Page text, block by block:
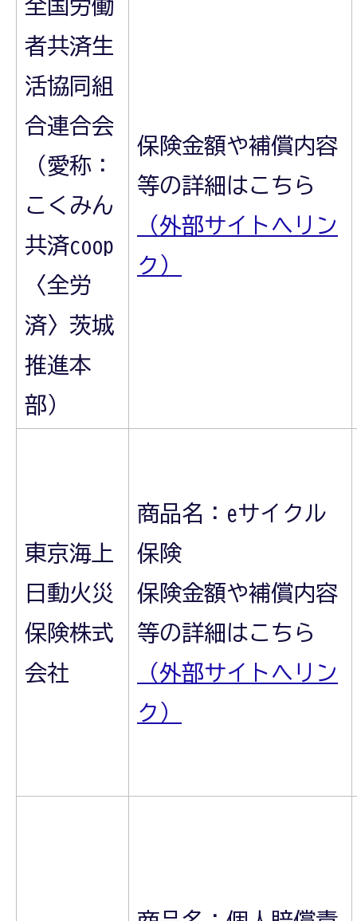
全国労働
者共済生
活協同組
合連合会
（愛称：
こくみん
共済coop
〈全労
済〉茨城
推進本
部）
保険金額や補償内容
等の詳細はこちら
（外部サイトへリン
ク）
東京海上
日動火災
保険株式
会社
商品名：eサイクル
保険
保険金額や補償内容
等の詳細はこちら
（外部サイトへリン
ク）